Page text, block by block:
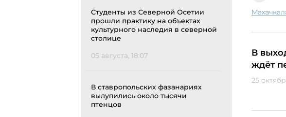
Студенты из Северной Осетии
прошли практику на объектах
культурного наследия в северной
столице
05 августа, 18:07
В ставропольских фазанариях
вылупились около тысячи
птенцов
В
ждёт
25